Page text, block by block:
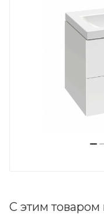
С этим товаром